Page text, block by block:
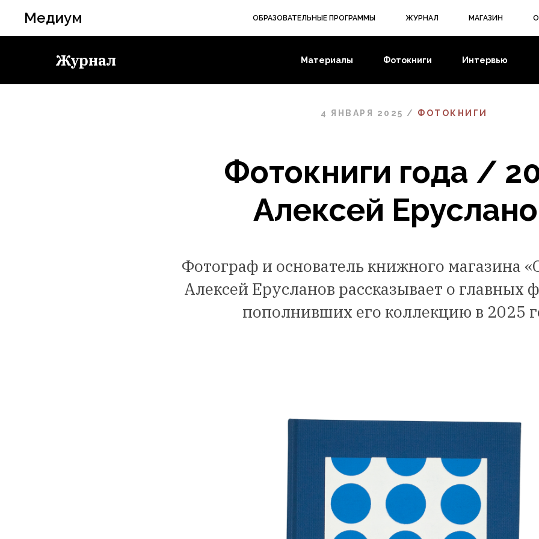
Медиум ОБРАЗОВАТЕЛЬНЫЕ ПРОГРАММЫ ЖУРНАЛ МАГАЗИН
Журнал Материалы Фотокниги Интервью
4 ЯНВАРЯ 2025 / ФОТОКНИГИ
Фотокниги года /
Алексей
Фотограф и основатель книжного магазина
Алексей Ерусланов рассказывает о главных
пополнивших его коллекцию в 2025